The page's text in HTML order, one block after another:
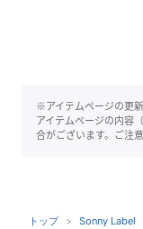
※アイテムページの更
アイテムページの内容
合がございます。ご注
トップ Sonny Label